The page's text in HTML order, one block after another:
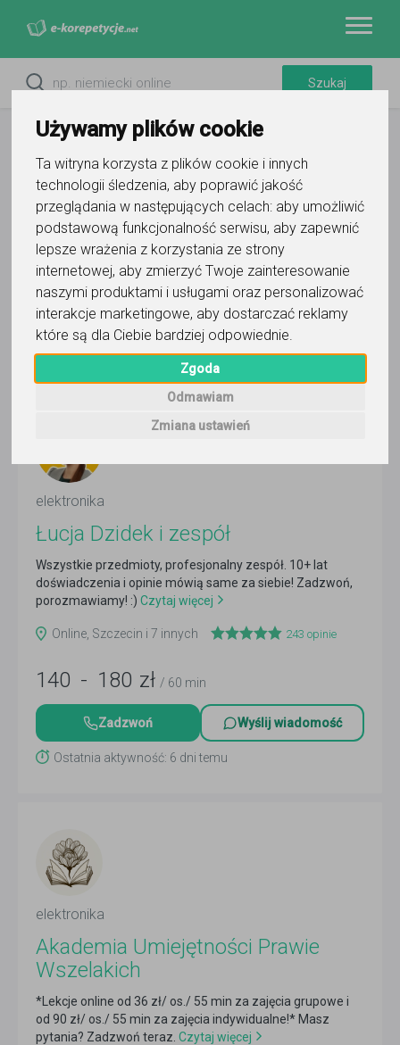
Używamy plików cookie
Ta witryna korzysta z plików cookie i innych
technologii śledzenia, aby poprawić jakość
przeglądania w następujących celach: aby umożliwić
podstawową funkcjonalność serwisu, aby zapewnić
lepsze wrażenia z korzystania ze strony
internetowej, aby zmierzyć Twoje zainteresowanie
naszymi produktami i usługami oraz personalizować
interakcje marketingowe, aby dostarczać reklamy
które są dla Ciebie bardziej odpowiednie
Zgoda
Odmawiam
Zmiana ustawień
Filtry
Szczecin zachodniopomorskie
Wyczyść wszystko
korepetytorów Sortuj:Trafność
elektronika
Łucja Dzidek i zespół
Wszystkie przedmioty, profesjonalny zespół. 10+ lat
doświadczenia i opinie mówią same za siebie! Zadzwoń,
porozmawiamy! :) Czytaj więcej
Online, Szczecin i 7 innych 243 opinie
140 - 180 zł / 60 min
Zadzwoń Wyślij wiadomość
Ostatnia aktywność: 6 dni temu
elektronika
Akademia Umiejętności Prawie
Wszelakich
*Lekcje online od 36 zł/ os./ 55 min za zajęcia grupowe i
od 90 zł/ os./ 55 min za zajęcia indywidualne!* Masz
pytania? Zadzwoń teraz. Czytaj więcej